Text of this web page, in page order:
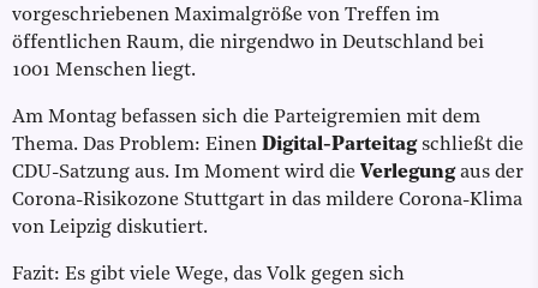
vorgeschriebenen Maximalgröße von Treffen im
öffentlichen Raum, die nirgendwo in Deutschland bei
1001 Menschen liegt.
Am Montag befassen sich die Parteigremien mit dem
Thema. Das Problem: Einen Digital-Parteitagschließt die
CDU-Satzung aus. Im Moment wird die Verlegungaus der
Corona-Risikozone Stuttgart in das mildere Corona-Klima
von Leipzig diskutiert.
Fazit: Es gibt viele Wege, das Volk gegen sich